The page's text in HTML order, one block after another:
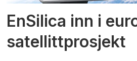
EnSilica inn i
satellittprosjekt